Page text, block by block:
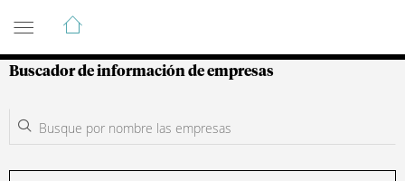
Guía de Empresas Colombianas
Buscador de información de empresas